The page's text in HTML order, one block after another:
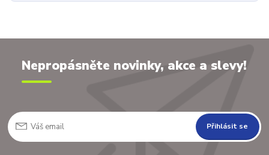
Nepropásněte novinky, akce a slevy!
Přihlásit se